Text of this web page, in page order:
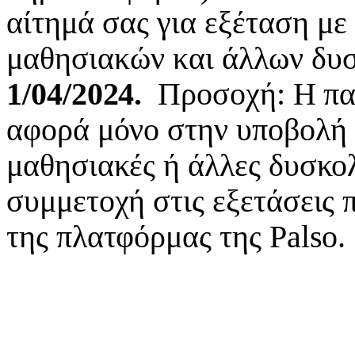
αίτημά σας για εξέταση
μαθησιακών και άλλων
1/04/2024. Προσοχή: Η
αφορά μόνο στην υποβολή
μαθησιακές ή άλλες
συμμετοχή στις εξετάσεις
της πλατφόρμας της Palso.